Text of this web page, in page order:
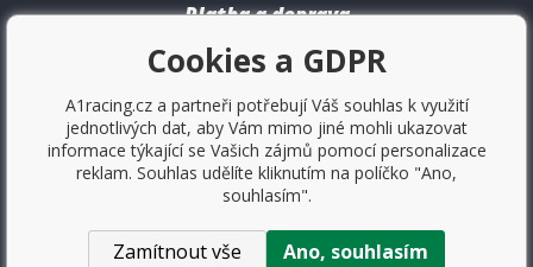
Platba a doprava
Copyright © 2017Sportovniautodoplnky.cz- Tuning shop,
Cookies a GDPR
A1racing.cz a partneři potřebují Váš souhlas k využití
jednotlivých dat, aby Vám mimo jiné mohli ukazovat
informace týkající se Vašich zájmů pomocí personalizace
reklam. Souhlas udělíte kliknutím na políčko "Ano,
souhlasím".
Zamítnout vše Ano, souhlasím